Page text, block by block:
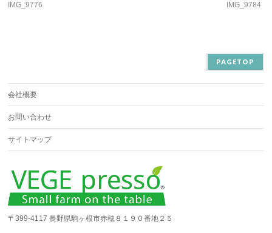
IMG_9776 IMG_9784
PAGETOP
会社概要
お問い合わせ
サイトマップ
〒399-4117 長野県駒ヶ根市赤穂８１９０番地２５